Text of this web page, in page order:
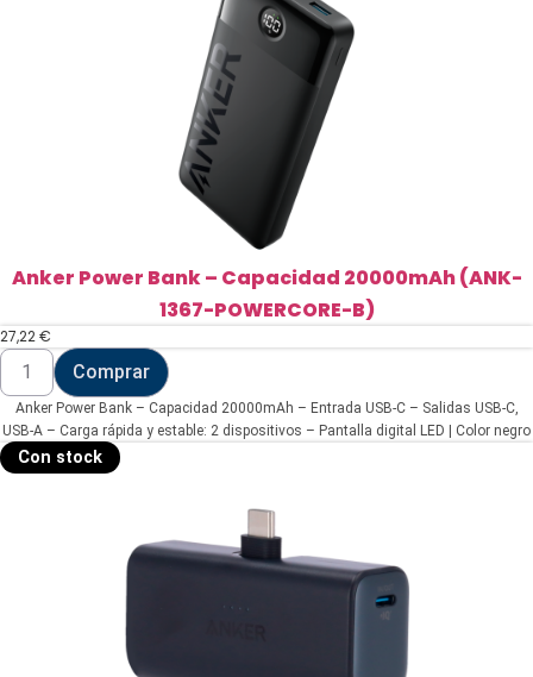
Anker Power Bank – Capacidad 20000mAh (ANK-
1367-POWERCORE-B)
27,22€
Anker
Power
Bank
Capacidad
20000mAh
(ANK-
Comprar
Anker Power Bank – Capacidad 20000mAh – Entrada USB-C – Salidas USB-C,
USB-A – Carga rápida y estable: 2 dispositivos – Pantalla digital LED | Color negro
Con stock